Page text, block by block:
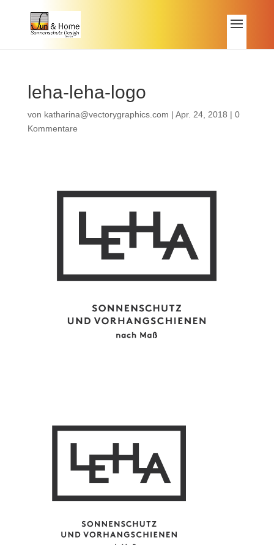
leha-leha-logo
von katharina@vectorygraphics.com | Apr. 24, 2018 | 0
Kommentare